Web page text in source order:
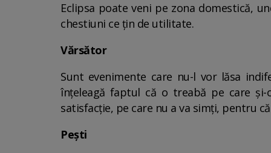
Eclipsa poate veni pe zona domestică,
chestiuni ce țin de utilitate.
Vărsător
Sunt evenimente care nu-l vor lăsa
înțeleagă faptul că o treabă pe care
satisfacție, pe care nu a va simți, pentru
Pești